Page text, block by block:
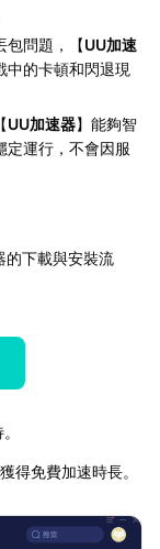
包問題，【UU加速
中的卡頓和閃退現
UU加速器】能夠智
定運行，不會因服
的下載與安裝流
得免費加速時長。